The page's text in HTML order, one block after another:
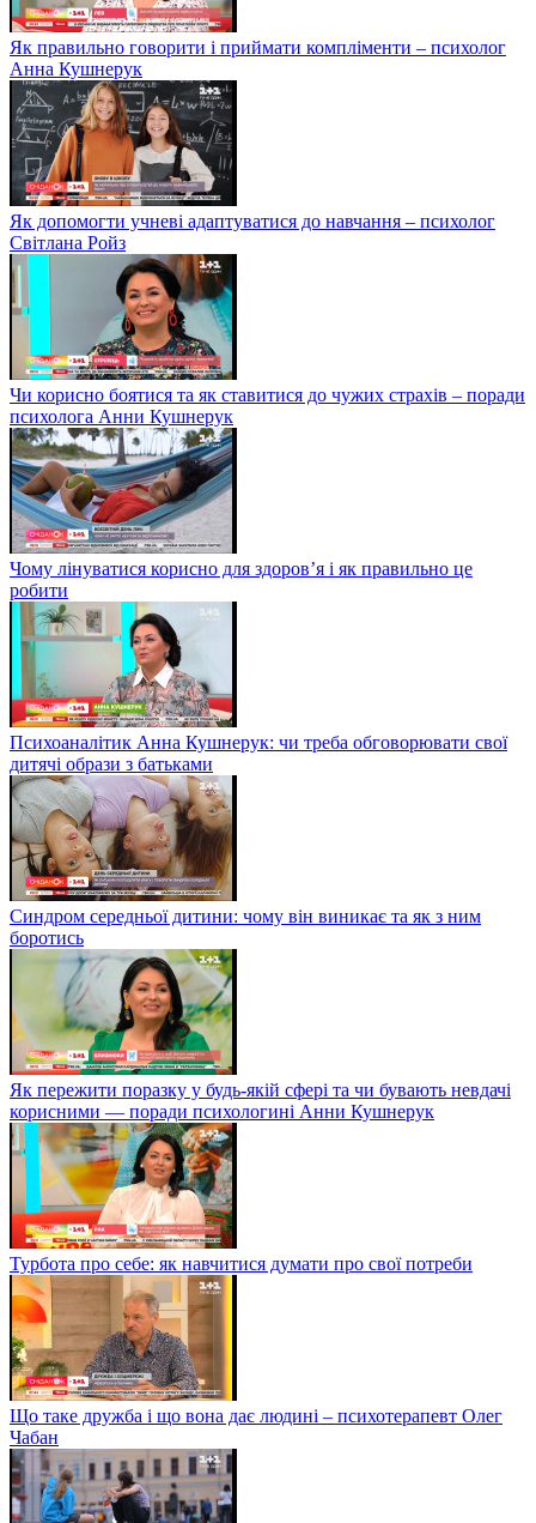
Як правильно говорити і приймати компліменти – психолог
Анна Кушнерук
Як допомогти учневі адаптуватися до навчання – психолог
Світлана Ройз
Чи корисно боятися та як ставитися до чужих страхів – поради
психолога Анни Кушнерук
Чому лінуватися корисно для здоров’я і як правильно це
робити
Психоаналітик Анна Кушнерук: чи треба обговорювати свої
дитячі образи з батьками
Синдром середньої дитини: чому він виникає та як з ним
боротись
Як пережити поразку у будь-якій сфері та чи бувають невдачі
корисними — поради психологині Анни Кушнерук
Турбота про себе: як навчитися думати про свої потреби
Що таке дружба і що вона дає людині – психотерапевт Олег
Чабан